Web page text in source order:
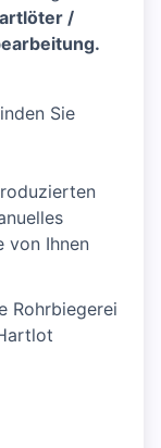
/
Sie
von Ihnen
Rohrbiegerei